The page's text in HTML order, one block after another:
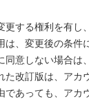
更する権利を有
は、変更後の条
同意しない場合は
た改訂版は、ア
あっても、アカ